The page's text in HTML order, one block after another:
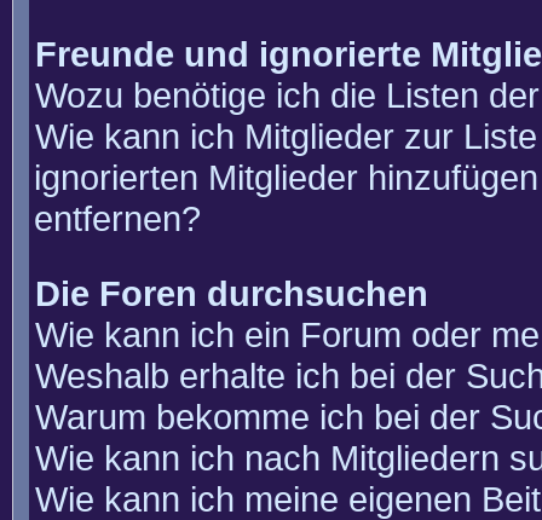
Freunde und ignorierte
Wozu benötige ich die Listen
Wie kann ich Mitglieder zur
ignorierten Mitglieder
entfernen?
Die Foren durchsuchen
Wie kann ich ein Forum oder
Weshalb erhalte ich bei der
Warum bekomme ich bei der
Wie kann ich nach Mitgliedern
Wie kann ich meine eigenen